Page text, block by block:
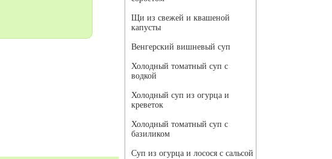
Щи из свежей и квашеной
капусты
Венгерский вишневый суп
Холодный томатный суп с
водкой
Холодный суп из огурца и
креветок
Холодный томатный суп с
базиликом
Суп из огурца и лосося с сальсой